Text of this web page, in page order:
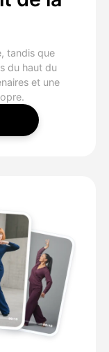
tandis que
du haut du
et une